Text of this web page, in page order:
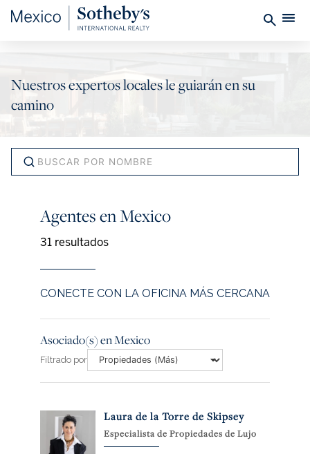
Nuestros expertos locales le guiarán en su
camino
Agentes en Mexico
31 resultados
CONECTE CON LA OFICINA MÁS CERCANA
Asociado(s) en Mexico
Filtrado por
Laura de la Torre de Skipsey
Especialista de Propiedades de Lujo